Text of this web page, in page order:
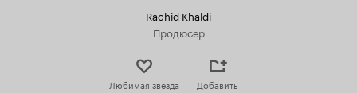
Rachid Khaldi
Продюсер
Любимая звезда Добавить